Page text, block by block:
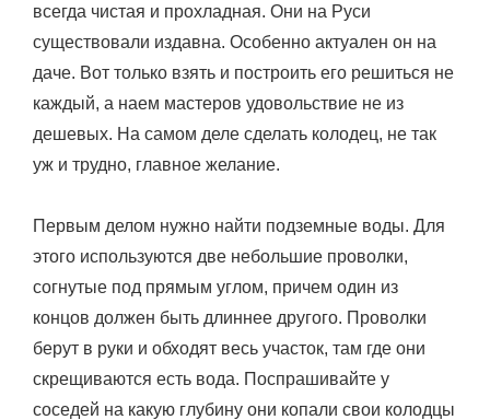
всегда чистая и прохладная. Они на Руси
существовали издавна. Особенно актуален он на
даче. Вот только взять и построить его решиться не
каждый, а наем мастеров удовольствие не из
дешевых. На самом деле сделать колодец, не так
уж и трудно, главное желание.
Первым делом нужно найти подземные воды. Для
этого используются две небольшие проволки,
согнутые под прямым углом, причем один из
концов должен быть длиннее другого. Проволки
берут в руки и обходят весь участок, там где они
скрещиваются есть вода. Поспрашивайте у
соседей на какую глубину они копали свои колодцы